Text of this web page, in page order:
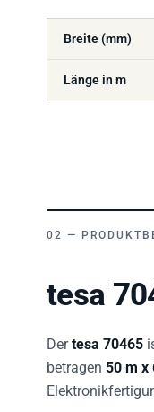
Breite (mm)
Länge in m
tesa
Dertesa 70465
betragen 50 m x